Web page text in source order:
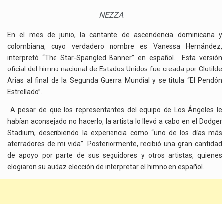
NEZZA
En el mes de junio, la cantante de ascendencia dominicana y
colombiana, cuyo verdadero nombre es Vanessa Hernández,
interpretó “The Star-Spangled Banner” en español. Esta versión
oficial del himno nacional de Estados Unidos fue creada por Clotilde
Arias al final de la Segunda Guerra Mundial y se titula “El Pendón
Estrellado”.
A pesar de que los representantes del equipo de Los Ángeles le
habían aconsejado no hacerlo, la artista lo llevó a cabo en el Dodger
Stadium, describiendo la experiencia como “uno de los días más
aterradores de mi vida”. Posteriormente, recibió una gran cantidad
de apoyo por parte de sus seguidores y otros artistas, quienes
elogiaron su audaz elección de interpretar el himno en español.